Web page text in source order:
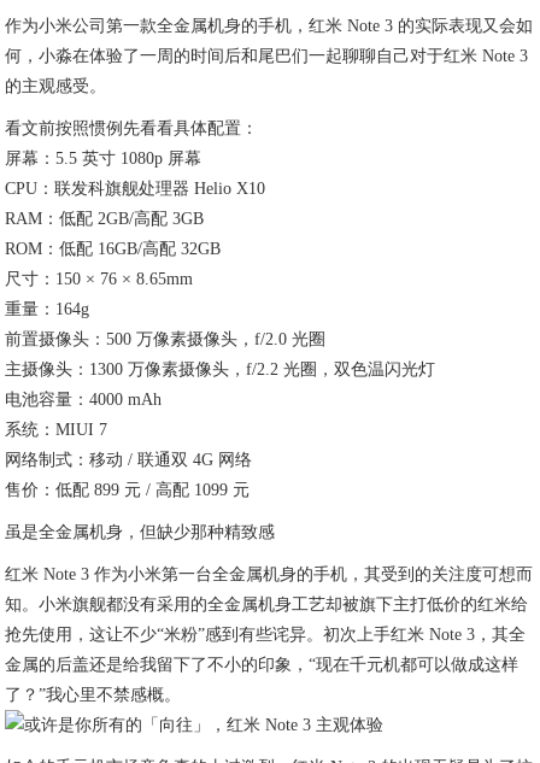
作为小米公司第一款全金属机身的手机，红米 Note 3 的实际表现又会如
何，小淼在体验了一周的时间后和尾巴们一起聊聊自己对于红米 Note 3
的主观感受。
看文前按照惯例先看看具体配置：
屏幕：5.5 英寸 1080p 屏幕
CPU：联发科旗舰处理器 Helio X10
RAM：低配 2GB/高配 3GB
ROM：低配 16GB/高配 32GB
尺寸：150 × 76 × 8.65mm
重量：164g
前置摄像头：500 万像素摄像头，f/2.0 光圈
主摄像头：1300 万像素摄像头，f/2.2 光圈，双色温闪光灯
电池容量：4000 mAh
系统：MIUI 7
网络制式：移动 / 联通双 4G 网络
售价：低配 899 元 / 高配 1099 元
虽是全金属机身，但缺少那种精致感
红米 Note 3 作为小米第一台全金属机身的手机，其受到的关注度可想而
知。小米旗舰都没有采用的全金属机身工艺却被旗下主打低价的红米给
抢先使用，这让不少“米粉”感到有些诧异。初次上手红米 Note 3，其全
金属的后盖还是给我留下了不小的印象，“现在千元机都可以做成这样
了？”我心里不禁感概。